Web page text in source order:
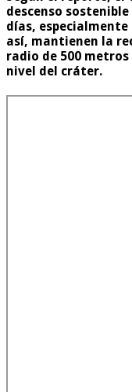
descenso
días,
así, mantienen la
radio de 500
nivel del cráter.